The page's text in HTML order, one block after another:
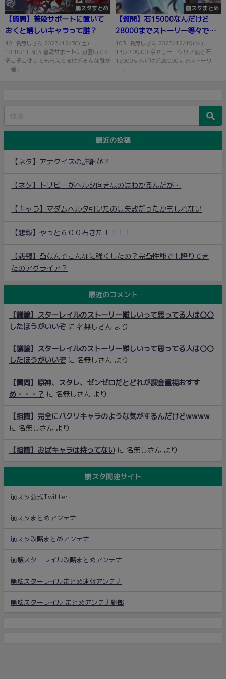
崩スタまとめ
【質問】普段サポートに置いて
おくと嬉しいキャラって誰？
49: 名無しさん 2023/12/30(土)
10:10:11.303 普段サポートに刃置いてて
そこそこ使ってもらえてるけどみんな誰が
一番...
崩スタまとめ
【質問】石15000なんだけど
28000までストーリー等々で回
収できるぐらいは眠ってる？
103: 名無しさん 2023/12/19(火)
13:22:09.00 今ヤリーロクリア前で石
15000なんだけど28000までストーリ
ー...
最近の投稿
【ネタ】アナクイスの詳細が？
【ネタ】トリビーがヘルタ向きなのはわかるんだが…
【キャラ】マダムヘルタ引いたのは失敗だったかもしれない
【悲報】やっと６００石きた！！！！
【悲報】凸なんでこんなに強くしたの？完凸性能でも降りてき
たのアグライア？
最近のコメント
【議論】スターレイルのストーリー難しいって思ってる人は〇〇
したほうがいいぞに 名無しさん より
【議論】スターレイルのストーリー難しいって思ってる人は〇〇
したほうがいいぞに 名無しさん より
【質問】原神、スタレ、ゼンゼロだとどれが課金重視おすす
め・・・？ に 名無しさん より
【指摘】完全にパクリキャラのような気がするんだけどwwww
に 名無しさん より
【指摘】おばキャラは持ってない に 名無しさん より
崩スタ関連サイト
崩スタ公式Twitter
崩スタまとめアンテナ
崩スタ攻略まとめアンテナ
崩壊スターレイル攻略まとめアンテナ
崩壊スターレイルまとめ速報アンテナ
崩壊スターレイル まとめアンテナ野郎